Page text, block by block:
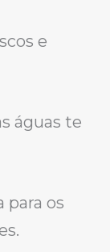
e
águas te
para os